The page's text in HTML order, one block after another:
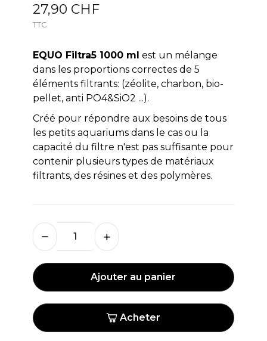
27,90 CHF
TTC
EQUO Filtra5 1000 ml est un mélange
dans les proportions correctes de 5
éléments filtrants: (zéolite, charbon, bio-
pellet, anti PO4&SiO2 ...).
Créé pour répondre aux besoins de tous
les petits aquariums dans le cas ou la
capacité du filtre n'est pas suffisante pour
contenir plusieurs types de matériaux
filtrants, des résines et des polymères.
Ajouter au panier
Acheter